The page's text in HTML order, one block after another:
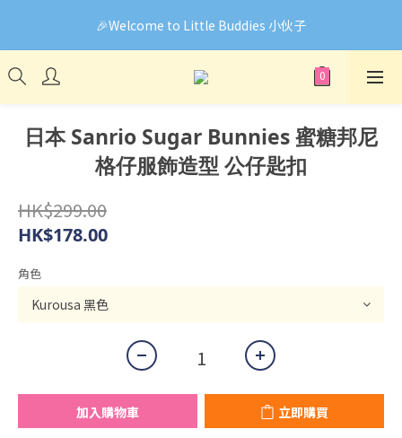
🎉Welcome to Little Buddies 小伙子
🎉Welcome to Little Buddies 小伙子
網頁系統升級中，部份貨品價錢未能正確顯示🙏下單前可先
Facebook Messenger與我們聯絡❤️
🎉Welcome to Little Buddies 小伙子
日本 Sanrio Sugar Bunnies 蜜糖邦尼
格仔服飾造型 公仔匙扣
HK$299.00
HK$178.00
角色
加入購物車 立即購買